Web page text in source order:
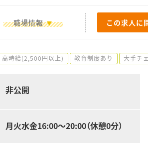
職場情報 この求人に
高時給(2,500円以上) 教育制度あり 大手チ
非公開
月火水金16:00～20:00（休憩0分）